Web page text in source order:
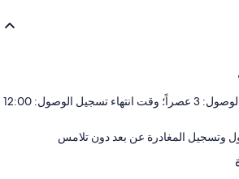
وقت بدء تسجيل الوصول: 3 عصراً؛ وقت انتهاء تسجيل الوصول: 12:00
وتسجيل المغادرة عن بعد دون تلامس